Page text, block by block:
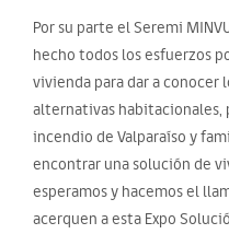
Por su parte el Seremi
hecho todos los esfuerzos
vivienda para dar a
alternativas habitacionales,
incendio de Valparaíso y
encontrar una solución de
esperamos y hacemos el
acerquen a esta Expo